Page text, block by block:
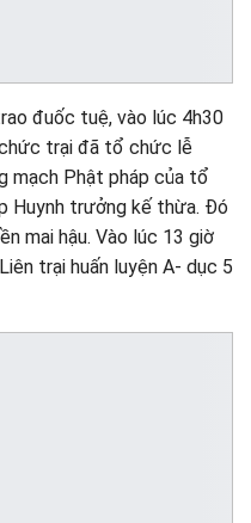
đuốc tuệ, vào lúc 4h30
trại đã tổ chức lễ
mạch Phật pháp của tổ
Huynh trưởng kế thừa. Đó
mai hậu. Vào lúc 13 giờ
trại huấn luyện A- dục 5